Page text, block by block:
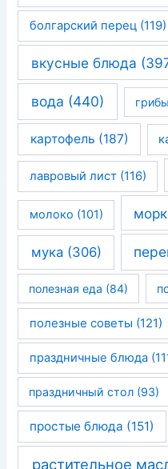
болгарский перец(119)
вкусные блюда
вода (440) грибы
картофель (187)
лавровый лист(116)
молоко (101)
мука(306)
полезная еда (84)
полезные советы (121)
праздничные блюда
праздничный стол (93)
простые блюда (151)
растительное